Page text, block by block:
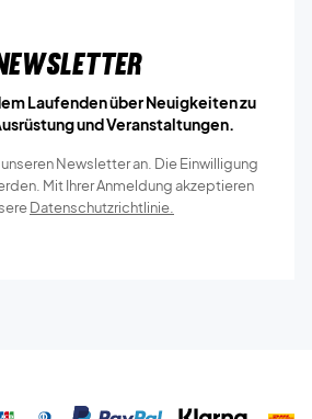
Laufenden über Neuigkeiten zu
und Veranstaltungen.
Newsletter an. Die Einwilligung
Mit Ihrer Anmeldung akzeptieren
Datenschutzrichtlinie.